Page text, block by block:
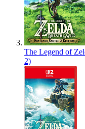
The Legend of
2)